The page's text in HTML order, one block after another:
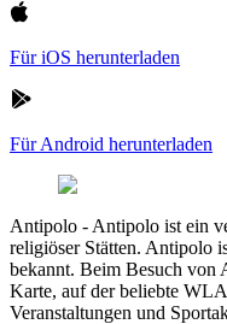
Für iOS herunterladen
Für Android herunterladen
Antipolo - Antipolo ist ein
religiöser Stätten. Antipolo
bekannt. Beim Besuch von
Karte, auf der beliebte
Veranstaltungen und